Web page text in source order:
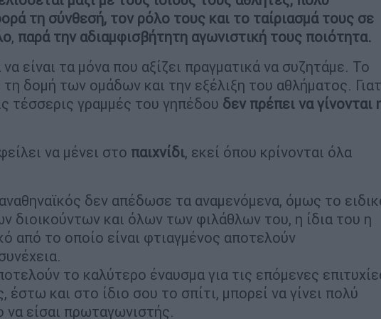
τη σύνθεσή, τον ρόλο τους και το ταίριασμά τους σε
, παρά την αδιαμφισβήτητη αγωνιστική τους ποιότητα.
είναι τα μόνα που αξίζει πραγματικά να συζητάμε. Το
δομή των ομάδων και την εξέλιξη του αθλήματος.
τέσσερις γραμμές του γηπέδου δεν πρέπει να γίνονται
να μένει στο παιχνίδι, εκεί όπου κρίνονται όλα
δεν απέδωσε τα αναμενόμενα, όμως το
διοικούντων και όλων των φιλάθλων του, η ίδια του η
από το οποίο είναι φτιαγμένος αποτελούν
το καλύτερο έναυσμα για τις επόμενες
έστω και στο ίδιο σου το σπίτι, μπορεί να γίνει πολύ
να είσαι πρωταγωνιστής.